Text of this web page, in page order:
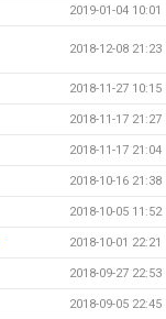
2019-01-04 10:01
2018-12-08 21:23
2018-11-27 10:15
2018-11-17 21:27
2018-11-17 21:04
2018-10-16 21:38
2018-10-05 11:52
2018-10-01 22:21
2018-09-27 22:53
2018-09-05 22:45